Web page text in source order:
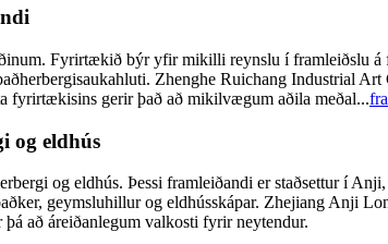
Fyrirtækið býr yfir mikilli reynslu í framleiðslu
Zhenghe Ruichang Industrial
fyrirtækisins gerir það að mikilvægum aðila meðal...
og eldhús
og eldhús. Þessi framleiðandi er staðsettur í
geymsluhillur og eldhússkápar. Zhejiang Anji
að áreiðanlegum valkosti fyrir neytendur.